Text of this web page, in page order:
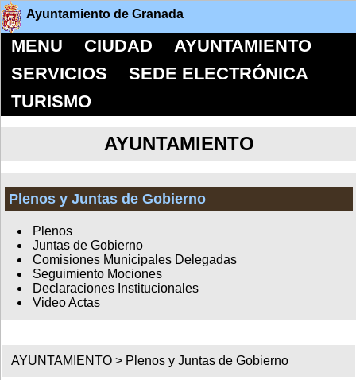
Ayuntamiento de Granada
MENU CIUDAD
AYUNTAMIENTO
SERVICIOS
SEDE ELECTRÓNICA
TURISMO
AYUNTAMIENTO
Plenos y Juntas de Gobierno
Plenos
Juntas de Gobierno
Comisiones Municipales Delegadas
Seguimiento Mociones
Declaraciones Institucionales
Video Actas
AYUNTAMIENTO > Plenos y Juntas de Gobierno